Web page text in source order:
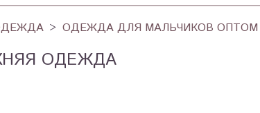
ОДЕЖДА ДЛЯ МАЛЬЧИКОВ ОПТОМ
ОДЕЖДА